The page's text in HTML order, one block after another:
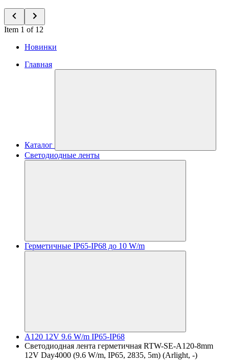
Item 1 of 12
Новинки
Главная
Каталог
Светодиодные ленты
Герметичные IP65-IP68 до 10 W/m
A120 12V 9.6 W/m IP65-IP68
Светодиодная лента герметичная RTW-SE-A120-8mm
12V Day4000 (9.6 W/m, IP65, 2835, 5m) (Arlight, -)